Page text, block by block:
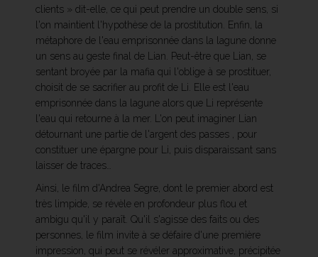
clients » dit-elle, ce qui peut prendre un double sens, si
l'on maintient l'hypothèse de la prostitution. Enfin, la
métaphore de l'eau emprisonnée dans la lagune donne
un sens au geste final de Lian. Peut-être que Lian, se
sentant broyée par la mafia qui l'oblige à se prostituer,
choisit de se sacrifier au profit de Li. Elle est l'eau
emprisonnée dans la lagune alors que Li représente
l'eau qui retourne à la mer. L'on peut imaginer Lian
détournant une partie de l'argent des passes , pour
constituer une épargne pour Li, puis disparaissant sans
laisser de traces…
Ainsi, le film d'Andrea Segre, dont le premier abord est
très limpide, se révèle en profondeur plus flou et
ambigu qu'il y paraît. Qu'il s'agisse des faits ou des
personnes, le film invite à se défaire d'une première
impression, qui peut se révéler approximative, précipitée